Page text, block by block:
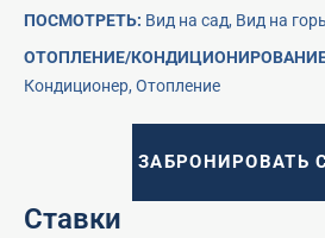
ПОСМОТРЕТЬ: Вид на сад, Вид на
ОТОПЛЕНИЕ/
Кондиционер, Отопление
ЗАБРОНИРОВАТЬ
Ставки